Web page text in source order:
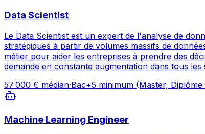
Data Scientist
Le Data Scientist est un expert de l'analyse de
stratégiques à partir de volumes massifs de
métier pour aider les entreprises à prendre des
demande en constante augmentation dans tous les
57 000 € médian·Bac+5 minimum (Master,
Machine Learning Engineer